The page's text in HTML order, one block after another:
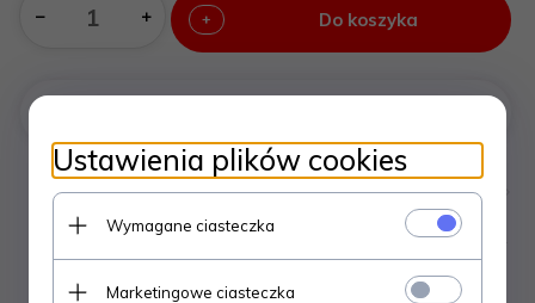
+ Do koszyka
Ustawienia plików cookies
Wymagane ciasteczka
Marketingowe ciasteczka